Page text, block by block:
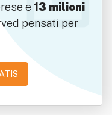
e 13 milioni
pensati per